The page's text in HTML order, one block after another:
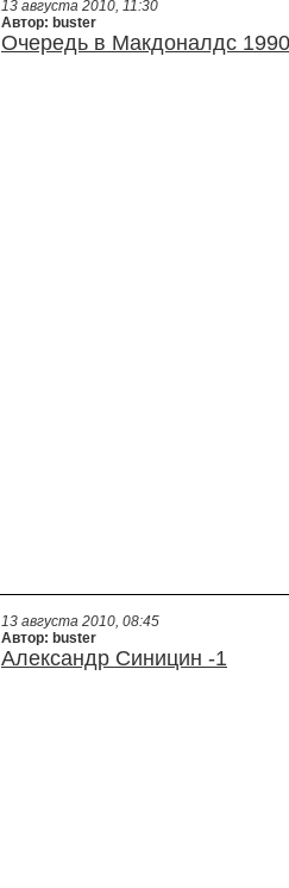
13 августа 2010, 11:30
Автор: buster
Очередь в Макдоналдс 1990
13 августа 2010, 08:45
Автор: buster
Александр Синицин -1